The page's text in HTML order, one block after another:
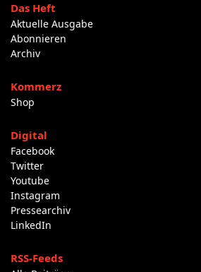
Das Heft
Aktuelle Ausgabe
Abonnieren
Archiv
Kommerz
Shop
Digital
Facebook
Twitter
Youtube
Instagram
Pressearchiv
LinkedIn
RSS-Feeds